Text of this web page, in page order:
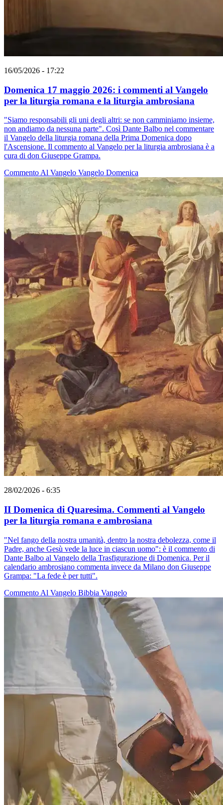
16/05/2026 - 17:22
Domenica 17 maggio 2026: i commenti al Vangelo
per la liturgia romana e la liturgia ambrosiana
"Siamo responsabili gli uni degli altri: se non camminiamo insieme,
non andiamo da nessuna parte". Così Dante Balbo nel commentare
il Vangelo della liturgia romana della Prima Domenica dopo
l'Ascensione. Il commento al Vangelo per la liturgia ambrosiana è a
cura di don Giuseppe Grampa.
Commento Al Vangelo Vangelo Domenica
28/02/2026 - 6:35
II Domenica di Quaresima. Commenti al Vangelo
per la liturgia romana e ambrosiana
"Nel fango della nostra umanità, dentro la nostra debolezza, come il
Padre, anche Gesù vede la luce in ciascun uomo": è il commento di
Dante Balbo al Vangelo della Trasfigurazione di Domenica. Per il
calendario ambrosiano commenta invece da Milano don Giuseppe
Grampa: "La fede è per tutti".
Commento Al Vangelo Bibbia Vangelo